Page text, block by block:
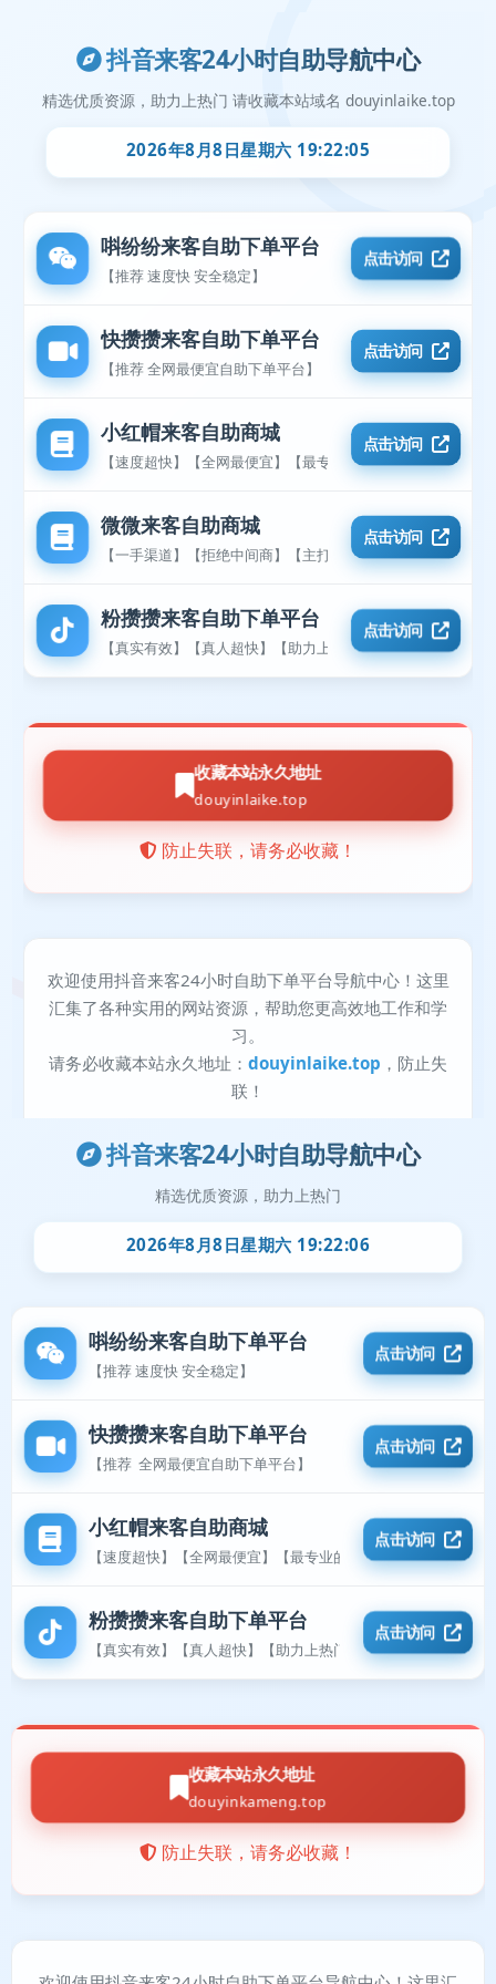
抖音来客24小时自助导航中心
精选优质资源，助力上热门
2026年8月8日星期六 19:22:06
唞纷纷来客自助下单平台
【推荐 速度快 安全稳定】
点击访问
快攒攒来客自助下单平台
【推荐 全网最便宜自助下单平台】
点击访问
小红帽来客自助商城
【速度超快】【全网最便宜】【最专业的平台】
点击访问
粉攒攒来客自助下单平台
【真实有效】【真人超快】【助力上热门】
点击访问
收藏本站永久地址
douyinkameng.top
防止失联，请务必收藏！